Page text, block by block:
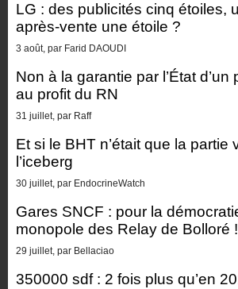
LG : des publicités cinq étoiles,
après-vente une étoile ?
3 août, par Farid DAOUDI
Non à la garantie par l’État d’un
au profit du RN
31 juillet, par Raff
Et si le BHT n’était que la partie
l’iceberg
30 juillet, par EndocrineWatch
Gares SNCF : pour la
monopole des Relay de Bolloré !
29 juillet, par Bellaciao
350000 sdf : 2 fois plus qu’en